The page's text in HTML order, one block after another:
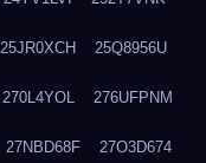
25JR0XCH 25Q8956U
270L4YOL 276UFPNM
27NBD68F 27O3D674